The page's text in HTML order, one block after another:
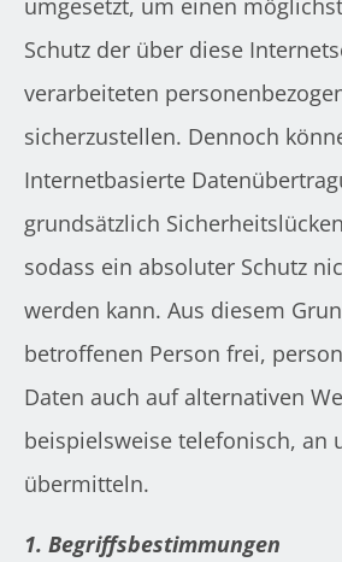
Schutz der über diese
verarbeiteten
sicherzustellen. Dennoch
Internetbasierte
grundsätzlich
sodass ein absoluter Schutz
werden kann. Aus diesem
betroffenen Person frei,
Daten auch auf alternativen
beispielsweise telefonisch, an
übermitteln.
1. Begriffsbestimmungen